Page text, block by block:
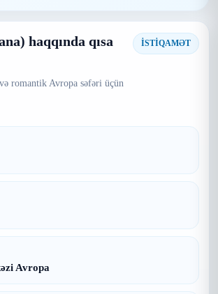
haqqında qısa
romantik Avropa səfəri üçün
İSTİQAMƏT
Avropa